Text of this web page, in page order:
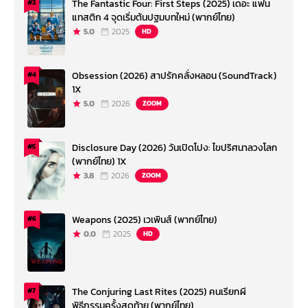
#3
The Fantastic Four: First Steps (2025) เดอะ แฟน
แทสติก 4 จุดเริ่มต้นปฐมบทใหม่ (พากย์ไทย)
5.0 2025 HD
#4
Obsession (2026) สาปรักคลั่งหลอน (SoundTrack)
1X
5.0 2026 ZOOM
#5
Disclosure Day (2026) วันเปิดโปง: ไขปริศนาลวงโลก
(พากย์ไทย) 1X
3.8 2026 ZOOM
#6 Weapons (2025) เวเพินส์ (พากย์ไทย)
0.0 2025 HD
#7
The Conjuring Last Rites (2025) คนเรียกผี